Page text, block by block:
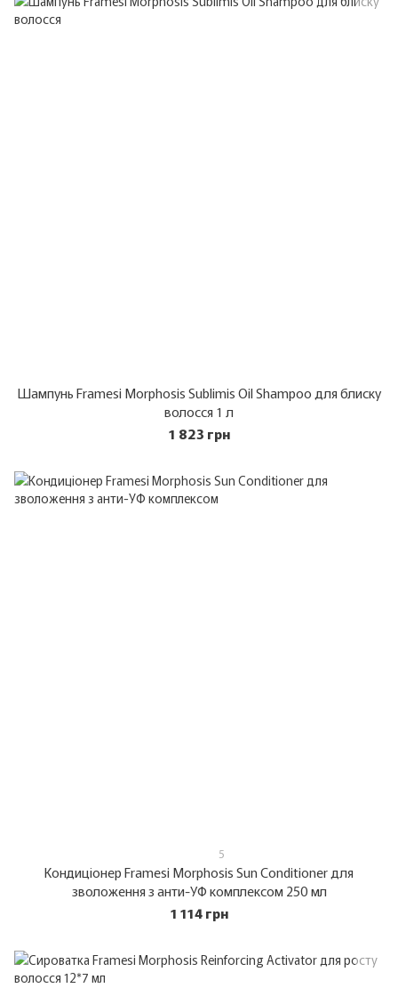
Шампунь Framesi Morphosis Sublimis Oil Shampoo для блиску
волосся 1 л
1 823 грн
5
Кондиціонер Framesi Morphosis Sun Conditioner для
зволоження з анти-УФ комплексом 250 мл
1 114 грн